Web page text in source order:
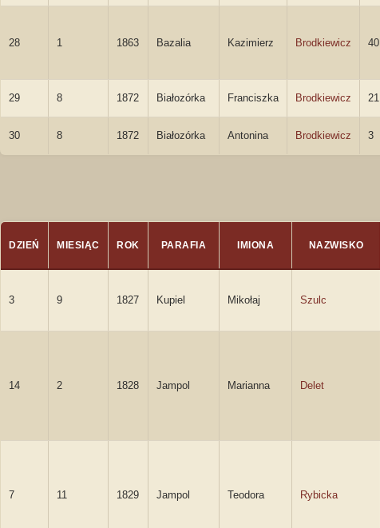
28 1 1863 Bazalia Kazimierz Brodkiewicz 40
29 8 1872 Białozórka Franciszka Brodkiewicz 21
30 8 1872 Białozórka Antonina Brodkiewicz 3
DZIEŃ MIESIĄC ROK PARAFIA IMIONA NAZWISKO
3 9 1827 Kupiel Mikołaj Szulc
14 2 1828 Jampol Marianna Delet
7 11 1829 Jampol Teodora Rybicka